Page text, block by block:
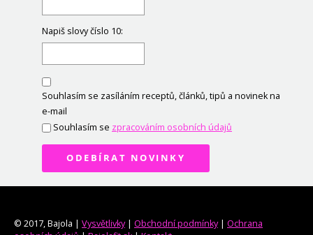
Napiš slovy číslo 10:
Souhlasím se zasíláním receptů, článků, tipů a novinek na
e-mail
Souhlasím se zpracováním osobních údajů
ODEBÍRAT NOVINKY
© 2017, Bajola | Vysvětlivky| Obchodní podmínky| Ochrana